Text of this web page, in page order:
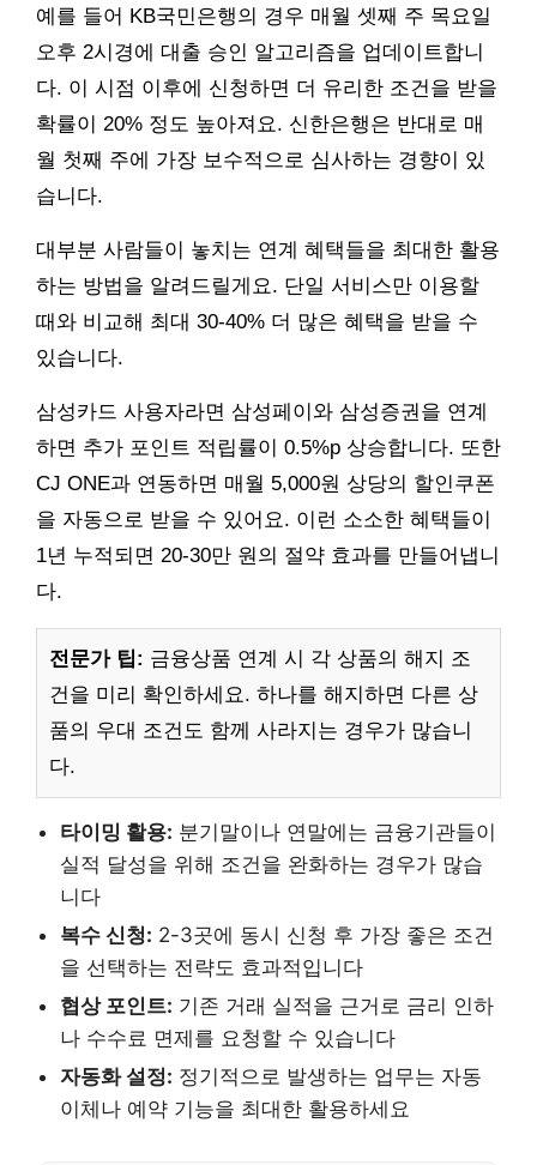
예를 들어 KB국민은행의 경우 매월 셋째 주 목요일
오후 2시경에 대출 승인 알고리즘을 업데이트합니
다. 이 시점 이후에 신청하면 더 유리한 조건을 받을
확률이 20% 정도 높아져요. 신한은행은 반대로 매
월 첫째 주에 가장 보수적으로 심사하는 경향이 있
습니다.
대부분 사람들이 놓치는 연계 혜택들을 최대한 활용
하는 방법을 알려드릴게요. 단일 서비스만 이용할
때와 비교해 최대 30-40% 더 많은 혜택을 받을 수
있습니다.
삼성카드 사용자라면 삼성페이와 삼성증권을 연계
하면 추가 포인트 적립률이 0.5%p 상승합니다. 또한
CJ ONE과 연동하면 매월 5,000원 상당의 할인쿠폰
을 자동으로 받을 수 있어요. 이런 소소한 혜택들이
1년 누적되면 20-30만 원의 절약 효과를 만들어냅니
다.
전문가 팁: 금융상품 연계 시 각 상품의 해지 조
건을 미리 확인하세요. 하나를 해지하면 다른 상
품의 우대 조건도 함께 사라지는 경우가 많습니
다.
타이밍 활용: 분기말이나 연말에는 금융기관들이
실적 달성을 위해 조건을 완화하는 경우가 많습
니다
복수 신청: 2-3곳에 동시 신청 후 가장 좋은 조건
을 선택하는 전략도 효과적입니다
협상 포인트: 기존 거래 실적을 근거로 금리 인하
나 수수료 면제를 요청할 수 있습니다
자동화 설정: 정기적으로 발생하는 업무는 자동
이체나 예약 기능을 최대한 활용하세요